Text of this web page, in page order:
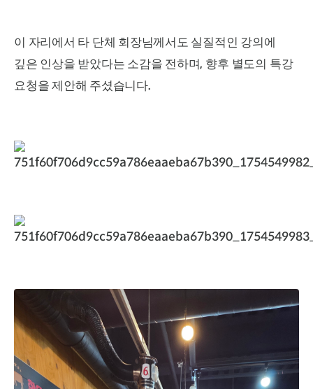
이 자리에서 타 단체 회장님께서도 실질적인 강의에
깊은 인상을 받았다는 소감을 전하며, 향후 별도의 특강
요청을 제안해 주셨습니다.